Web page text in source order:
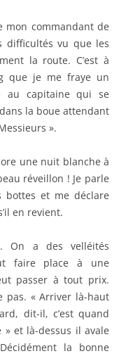
mon commandant de
difficultés vu que les
la route. C’est à
que je me fraye un
au capitaine qui se
la boue attendant
».
une nuit blanche à
réveillon ! Je parle
et me déclare
en revient.
On a des velléités
faire place à une
passer à tout prix.
pas. « Arriver là-haut
dit-il, c’est quand
et là-dessus il avale
la bonne